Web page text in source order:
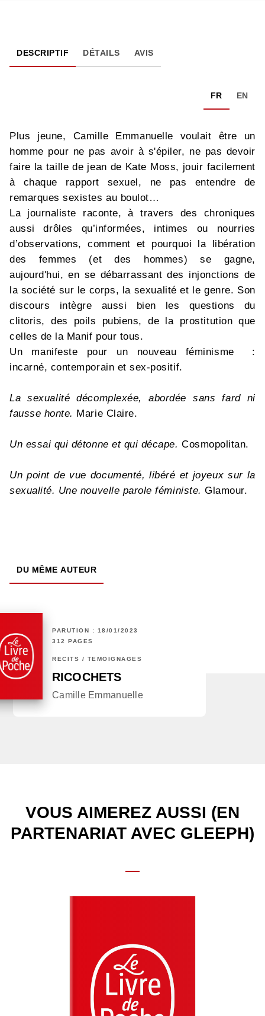
DESCRIPTIF DÉTAILS AVIS
FR EN
Plus jeune, Camille Emmanuelle voulait être un
homme pour ne pas avoir à s'épiler, ne pas devoir
faire la taille de jean de Kate Moss, jouir facilement
à chaque rapport sexuel, ne pas entendre de
remarques sexistes au boulot…
La journaliste raconte, à travers des chroniques
aussi drôles qu’informées, intimes ou nourries
d’observations, comment et pourquoi la libération
des femmes (et des hommes) se gagne,
aujourd'hui, en se débarrassant des injonctions de
la société sur le corps, la sexualité et le genre. Son
discours intègre aussi bien les questions du
clitoris, des poils pubiens, de la prostitution que
celles de la Manif pour tous.
Un manifeste pour un nouveau féminisme :
incarné, contemporain et sex-positif.
La sexualité décomplexée, abordée sans fard ni
fausse honte. Marie Claire.
Un essai qui détonne et qui décape.Cosmopolitan.
Un point de vue documenté, libéré et joyeux sur la
sexualité. Une nouvelle parole féministe.Glamour.
DU MÊME AUTEUR
PARUTION : 18/01/2023
312 PAGES
RÉCITS / TÉMOIGNAGES
RICOCHETS
Camille Emmanuelle
VOUS AIMEREZ AUSSI (EN
PARTENARIAT AVEC GLEEPH)